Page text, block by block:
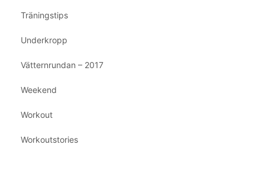
Träningstips
Underkropp
Vätternrundan – 2017
Weekend
Workout
Workoutstories